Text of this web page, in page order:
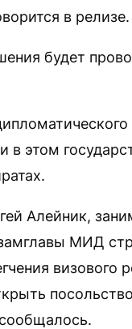
в релизе.
будет
в этом
Алейник,
МИД